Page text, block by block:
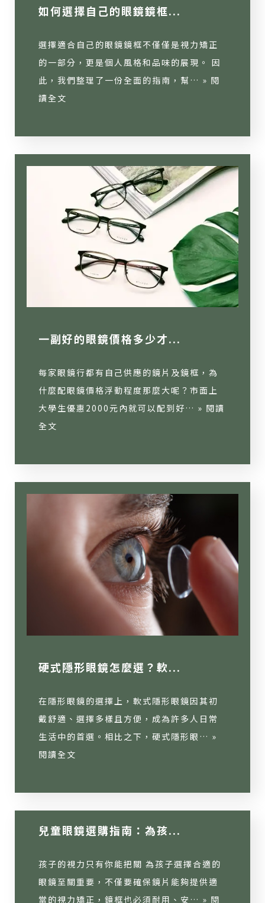
如何選擇自己的眼鏡鏡框...
選擇適合自己的眼鏡鏡框不僅僅是視力矯正
的一部分，更是個人風格和品味的展現。 因
此，我們整理了一份全面的指南，幫… » 閱
讀全文
一副好的眼鏡價格多少才...
每家眼鏡行都有自己供應的鏡片及鏡框，為
什麼配眼鏡價格浮動程度那麼大呢？市面上
大學生優惠2000元內就可以配到好… » 閱讀
全文
硬式隱形眼鏡怎麼選？軟...
在隱形眼鏡的選擇上，軟式隱形眼鏡因其初
戴舒適、選擇多樣且方便，成為許多人日常
生活中的首選。相比之下，硬式隱形眼… »
閱讀全文
兒童眼鏡選購指南：為孩...
孩子的視力只有你能把關 為孩子選擇合適的
眼鏡至關重要，不僅要確保鏡片能夠提供適
當的視力矯正，鏡框也必須耐用、安… » 閱